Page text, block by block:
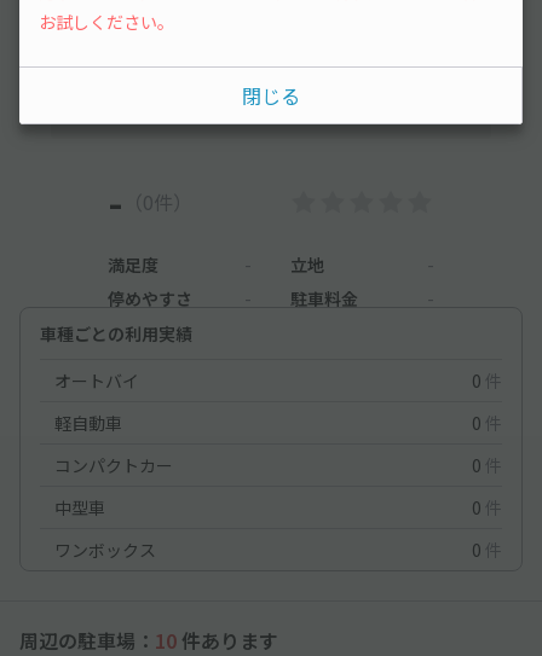
まだレビューがありません。他のユーザーの方の
ために、利用後にレビューを投稿してみましょ
- （0件）
満足度 - 立地
-
停めやすさ
- 駐車料金
-
車種ごとの利用実績
オートバイ
0 件
軽自動車
0 件
コンパクトカー
0 件
中型車
0 件
ワンボックス
0 件
周辺の駐車場： 10 件あります
お試しください。
閉じる